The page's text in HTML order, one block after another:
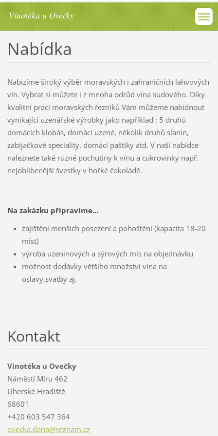
Vinotéka u Ovečky
Nabídka
Nabizíme široký výběr moravských i zahraničních lahvových
vín. Vybrat si můžete i z mnoha odrůd vína sudového. Díky
kvalitní práci moravských řezníků Vám můžeme nabídnout
vynikající uzenářské výrobky jako například : 5 druhů
domácích klobás, domácí uzené, několik druhů slanin,
zabijačkové speciality, domácí paštiky atd. V naší nabídce
naleznete také různé pochutiny k vínu a cukrovinky např.
nejoblíbenější švestky v hořké čokoládě.
Na zakázku připravíme...
zajištění menších posezení a pohoštění (kapacita 18-20
míst)
výroba uzeninových a sýrových mís na objednávku
možnost dodávky většího množství vína na
oslavy,svatby aj.
Kontakt
Vinotéka u Ovečky
Náměstí Míru 462
Uherské Hradiště
68601
+420 603 547 364
ovecka.dana@seznam.cz